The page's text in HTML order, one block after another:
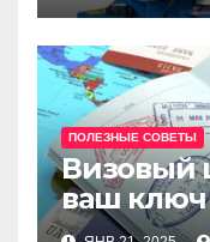
ПОЛЕЗНЫЕ СОВЕТЫ
Визовый
ваш